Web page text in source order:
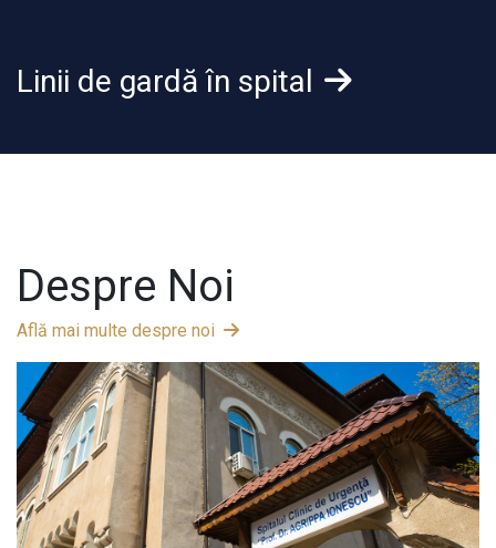
Linii de gardă în spital
Despre Noi
Află mai multe despre noi